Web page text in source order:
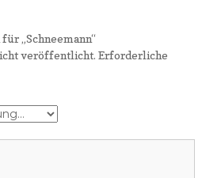
„Schneemann“
veröffentlicht. Erforderliche